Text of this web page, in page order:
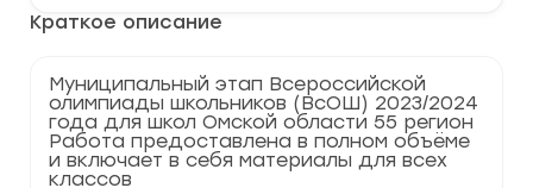
Краткое описание
Муниципальный этап Всероссийской
олимпиады школьников (ВсОШ) 2023/2024
года для школ Омской области 55 регион
Работа предоставлена в полном объёме
и включает в себя материалы для всех
классов
этап
по
2024
г.
Омская
область
55